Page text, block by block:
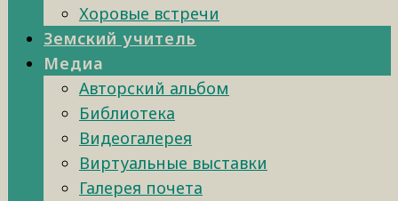
Хоровые встречи
Земский учитель
Медиа
Авторский альбом
Библиотека
Видеогалерея
Виртуальные выставки
Галерея почета